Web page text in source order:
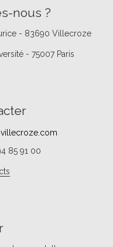
nous ?
- 83690 Villecroze
- 75007 Paris
85 91 00